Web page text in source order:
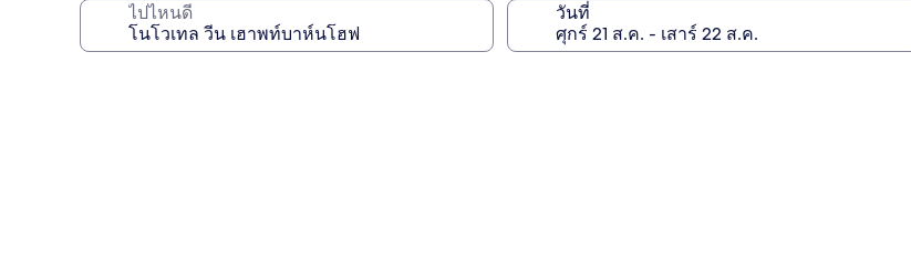
ไปไหนดี วันที่